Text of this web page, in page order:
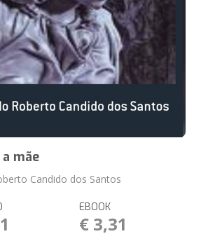
mãe
Candido dos Santos
EBOOK
€ 3,31